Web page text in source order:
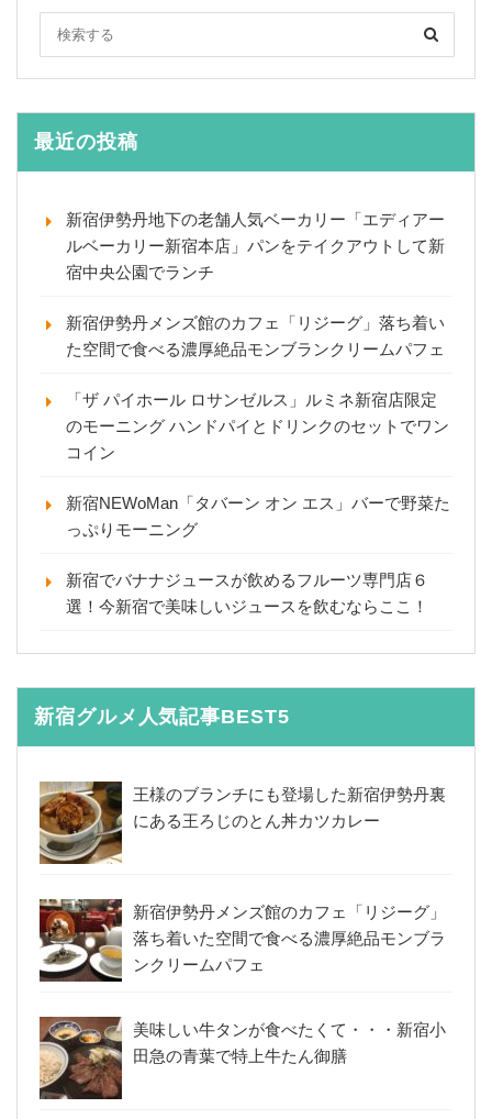
最近の投稿
新宿伊勢丹地下の老舗人気ベーカリー「エディアー
ルベーカリー新宿本店」パンをテイクアウトして新
宿中央公園でランチ
新宿伊勢丹メンズ館のカフェ「リジーグ」落ち着い
た空間で食べる濃厚絶品モンブランクリームパフェ
「ザ パイホール ロサンゼルス」ルミネ新宿店限定
のモーニング ハンドパイとドリンクのセットでワン
コイン
新宿NEWoMan「タバーン オン エス」バーで野菜た
っぷりモーニング
新宿でバナナジュースが飲めるフルーツ専門店６
選！今新宿で美味しいジュースを飲むならここ！
新宿グルメ人気記事BEST5
王様のブランチにも登場した新宿伊勢丹裏
にある王ろじのとん丼カツカレー
新宿伊勢丹メンズ館のカフェ「リジーグ」
落ち着いた空間で食べる濃厚絶品モンブラ
ンクリームパフェ
美味しい牛タンが食べたくて・・・新宿小
田急の青葉で特上牛たん御膳